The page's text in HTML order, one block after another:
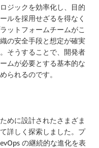
ジックを効率化し、目的
ルを採用せざるを得なく
ットフォームチームがこ
の安全手段と想定が確実
そうすることで、開発者
ムが必要とする基本的な
られるのです。
めに設計されたさまざま
詳しく探索しました。プ
の継続的な進化を表